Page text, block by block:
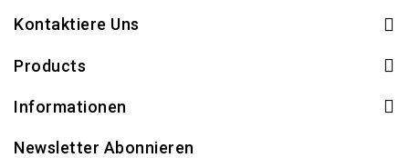
Kontaktiere Uns
Products
Informationen
Newsletter Abonnieren